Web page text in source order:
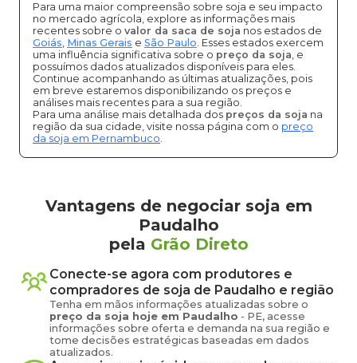
Para uma maior compreensão sobre soja e seu impacto
no mercado agrícola, explore as informações mais
recentes sobre o valor da saca de soja nos estados de
Goiás, Minas Gerais e São Paulo. Esses estados exercem
uma influência significativa sobre o preço da soja, e
possuímos dados atualizados disponíveis para eles.
Continue acompanhando as últimas atualizações, pois
em breve estaremos disponibilizando os preços e
análises mais recentes para a sua região.
Para uma análise mais detalhada dos preços da soja na
região da sua cidade, visite nossa página com o preço
da soja em Pernambuco.
Vantagens de negociar soja em
Paudalho
pela Grão Direto
Conecte-se agora com produtores e
compradores de soja de Paudalho e região
Tenha em mãos informações atualizadas sobre o
preço da soja hoje em Paudalho - PE, acesse
informações sobre oferta e demanda na sua região e
tome decisões estratégicas baseadas em dados
atualizados.